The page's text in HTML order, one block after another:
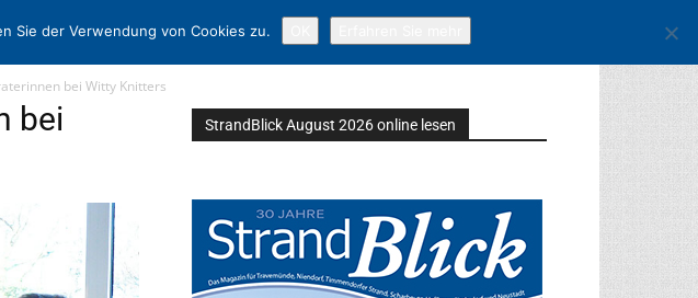
bei Witty Knitters
bei
StrandBlick August 2026 online lesen
Sie der Verwendung von Cookies zu.